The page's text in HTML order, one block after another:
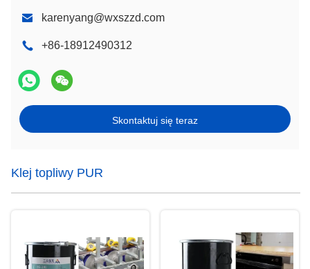
karenyang@wxszzd.com
+86-18912490312
Skontaktuj się teraz
Klej topliwy PUR